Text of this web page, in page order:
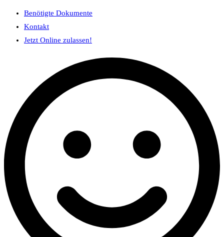
Benötigte Dokumente
Kontakt
Jetzt Online zulassen!